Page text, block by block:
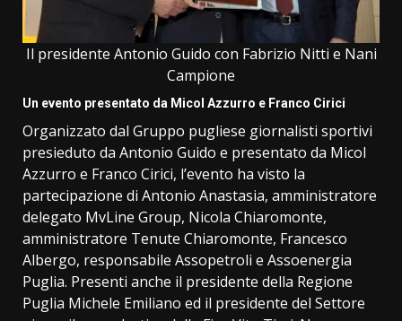
Il presidente Antonio Guido con Fabrizio Nitti e Nani
Campione
Un evento presentato da Micol Azzurro e Franco Cirici
Organizzato dal Gruppo pugliese giornalisti sportivi
presieduto da Antonio Guido e presentato da Micol
Azzurro e Franco Cirici, l’evento ha visto la
partecipazione di Antonio Anastasia, amministratore
delegato MvLine Group, Nicola Chiaromonte,
amministratore Tenute Chiaromonte, Francesco
Albergo, responsabile Assopetroli e Assoenergia
Puglia. Presenti anche il presidente della Regione
Puglia Michele Emiliano ed il presidente del Settore